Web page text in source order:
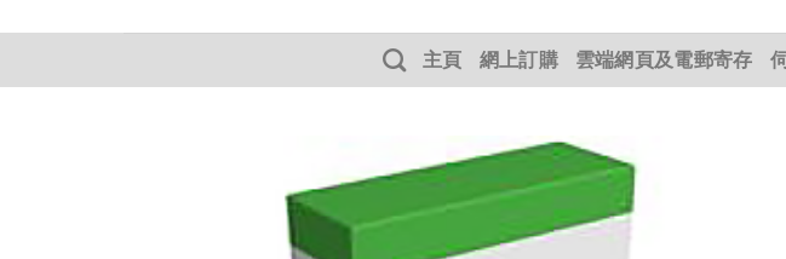
主頁 網上訂購 雲端網頁及電郵寄存